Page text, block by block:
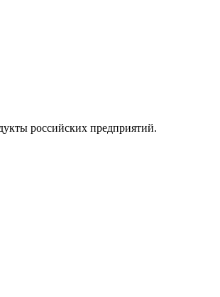
российских предприятий.